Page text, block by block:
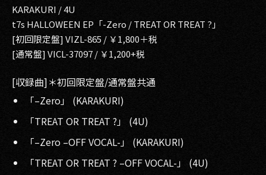
KARAKURI / 4U
t7s HALLOWEEN EP「-Zero / TREAT OR TREAT ?」
[初回限定盤] VIZL-865 / ￥1,800＋税
[通常盤] VICL-37097 / ￥1,200+税
[収録曲]＊初回限定盤/通常盤共通
「–Zero」 (KARAKURI)
「TREAT OR TREAT ?」 (4U)
「–Zero –OFF VOCAL-」 (KARAKURI)
「TREAT OR TREAT ? –OFF VOCAL-」 (4U)